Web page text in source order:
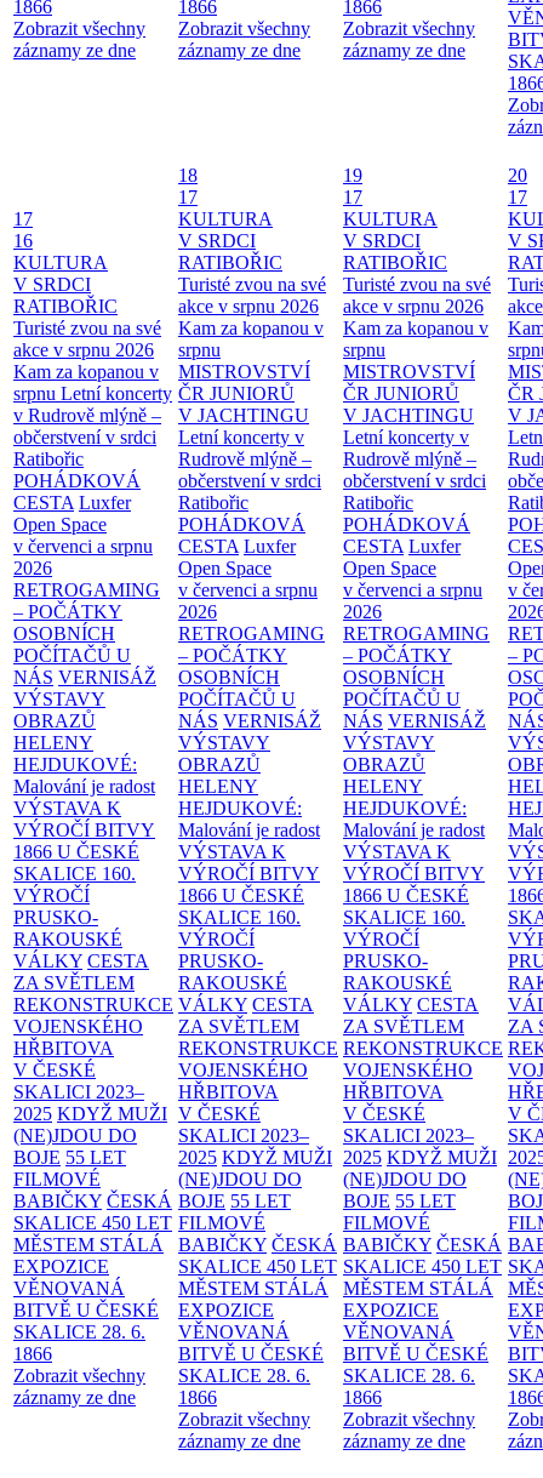
1866
Zobrazit všechny
záznamy ze dne
1866
Zobrazit všechny
záznamy ze dne
1866
Zobrazit všechny
záznamy ze dne
17
16
KULTURA
V SRDCI
RATIBOŘIC
Turisté zvou na své
akce v srpnu 2026
Kam za kopanou v
srpnu Letní koncerty
v Rudrově mlýně –
občerstvení v srdci
Ratibořic
POHÁDKOVÁ
CESTA Luxfer
Open Space
v červenci a srpnu
2026
RETROGAMING
– POČÁTKY
OSOBNÍCH
POČÍTAČŮ U
NÁS VERNISÁŽ
VÝSTAVY
OBRAZŮ
HELENY
HEJDUKOVÉ:
Malování je radost
VÝSTAVA K
VÝROČÍ BITVY
1866 U ČESKÉ
SKALICE 160.
VÝROČÍ
PRUSKO-
RAKOUSKÉ
VÁLKY CESTA
ZA SVĚTLEM
REKONSTRUKCE
VOJENSKÉHO
HŘBITOVA
V ČESKÉ
SKALICI 2023–
2025 KDYŽ MUŽI
(NE)JDOU DO
BOJE 55 LET
FILMOVÉ
BABIČKY ČESKÁ
SKALICE 450 LET
MĚSTEM STÁLÁ
EXPOZICE
VĚNOVANÁ
BITVĚ U ČESKÉ
SKALICE 28. 6.
1866
Zobrazit všechny
záznamy ze dne
18
17
KULTURA
V SRDCI
RATIBOŘIC
Turisté zvou na své
akce v srpnu 2026
Kam za kopanou v
srpnu
MISTROVSTVÍ
ČR JUNIORŮ
V JACHTINGU
Letní koncerty v
Rudrově mlýně –
občerstvení v srdci
Ratibořic
POHÁDKOVÁ
CESTA Luxfer
Open Space
v červenci a srpnu
2026
RETROGAMING
– POČÁTKY
OSOBNÍCH
POČÍTAČŮ U
NÁS VERNISÁŽ
VÝSTAVY
OBRAZŮ
HELENY
HEJDUKOVÉ:
Malování je radost
VÝSTAVA K
VÝROČÍ BITVY
1866 U ČESKÉ
SKALICE 160.
VÝROČÍ
PRUSKO-
RAKOUSKÉ
VÁLKY CESTA
ZA SVĚTLEM
REKONSTRUKCE
VOJENSKÉHO
HŘBITOVA
V ČESKÉ
SKALICI 2023–
2025 KDYŽ MUŽI
(NE)JDOU DO
BOJE 55 LET
FILMOVÉ
BABIČKY ČESKÁ
SKALICE 450 LET
MĚSTEM STÁLÁ
EXPOZICE
VĚNOVANÁ
BITVĚ U ČESKÉ
SKALICE 28. 6.
1866
Zobrazit všechny
záznamy ze dne
19
17
KULTURA
V SRDCI
RATIBOŘIC
Turisté zvou na své
akce v srpnu 2026
Kam za kopanou v
srpnu
MISTROVSTVÍ
ČR JUNIORŮ
V JACHTINGU
Letní koncerty v
Rudrově mlýně –
občerstvení v srdci
Ratibořic
POHÁDKOVÁ
CESTA Luxfer
Open Space
v červenci a srpnu
2026
RETROGAMING
– POČÁTKY
OSOBNÍCH
POČÍTAČŮ U
NÁS VERNISÁŽ
VÝSTAVY
OBRAZŮ
HELENY
HEJDUKOVÉ:
Malování je radost
VÝSTAVA K
VÝROČÍ BITVY
1866 U ČESKÉ
SKALICE 160.
VÝROČÍ
PRUSKO-
RAKOUSKÉ
VÁLKY CESTA
ZA SVĚTLEM
REKONSTRUKCE
VOJENSKÉHO
HŘBITOVA
V ČESKÉ
SKALICI 2023–
2025 KDYŽ MUŽI
(NE)JDOU DO
BOJE 55 LET
FILMOVÉ
BABIČKY ČESKÁ
SKALICE 450 LET
MĚSTEM STÁLÁ
EXPOZICE
VĚNOVANÁ
BITVĚ U ČESKÉ
SKALICE 28. 6.
1866
Zobrazit všechny
záznamy ze dne
20
17
V
ČR
V
v
–
ZA
V